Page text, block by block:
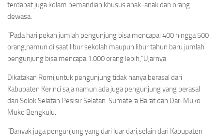
terdapat juga kolam pemandian khusus anak-anak dan orang
dewasa.
“Pada hari pekan jumlah pengunjung bisa mencapai 400 hingga 500
orang,namun di saat libur sekolah maupun libur tahun baru jumlah
pengunjung bisa mencapai1.000 orang lebih,”Ujarnya
Dikatakan Romi,untuk pengunjung tidak hanya berasal dari
Kabupaten Kerinci saja namun ada juga pengunjung yang berasal
dari Solok Selatan.Pesisir Selatan Sumatera Barat dan Dari Muko-
Muko Bengkulu.
“Banyak juga pengunjung yang dari luar dari,selain dari Kabupaten